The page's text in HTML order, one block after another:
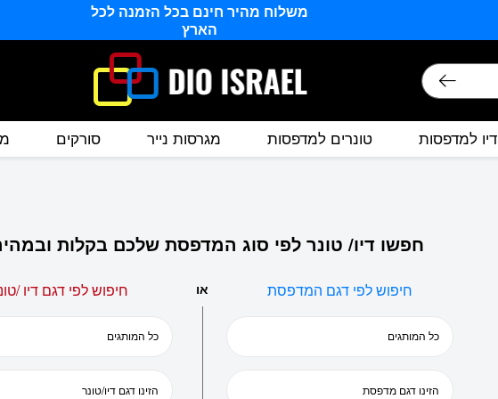
משלוח מהיר חינם בכל הזמנה לכל
הארץ
דיו למדפסות טונרים למדפסות מגרסות נייר סורקים
חפשו דיו/ טונר לפי סוג המדפסת שלכם בקלות
חיפוש לפי דגם המדפסת או חיפוש לפי דגם דיו /